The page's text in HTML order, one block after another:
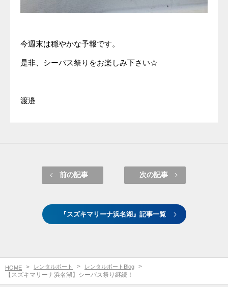
今週末は穏やかな予報です。
是非、シーバス祭りをお楽しみ下さい☆
渡邉
前の記事 次の記事
『スズキマリーナ浜名湖』記事一覧
HOME レンタルボート レンタルボートBlog
【スズキマリーナ浜名湖】シーバス祭り継続！